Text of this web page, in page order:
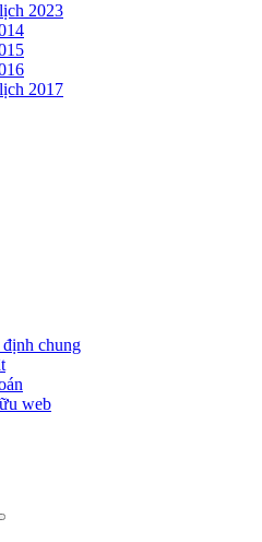
2023
2017
chung
web